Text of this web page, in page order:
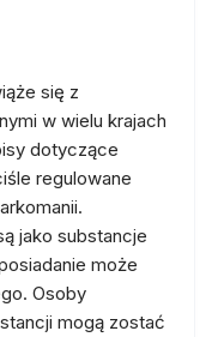
się z
w wielu krajach
dotyczące
regulowane
jako substancje
może
Osoby
mogą zostać